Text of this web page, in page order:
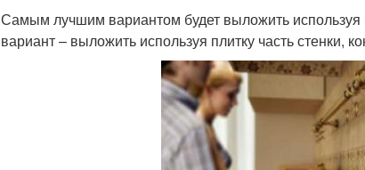
Самым лучшим вариантом будет выложить используя
вариант – выложить используя плитку часть стенки,